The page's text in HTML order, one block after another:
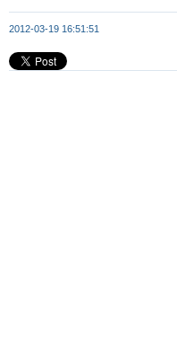
2012-03-19 16:51:51